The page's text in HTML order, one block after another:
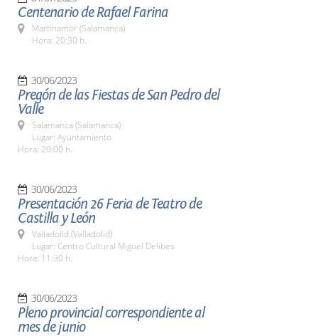
Centenario de Rafael Farina
Martinamor (Salamanca)
Hora: 20:30 h.
30/06/2023
Pregón de las Fiestas de San Pedro del
Valle
Salamanca (Salamanca)
Lugar: Ayuntamiento
Hora: 20:00 h.
30/06/2023
Presentación 26 Feria de Teatro de
Castilla y León
Valladolid (Valladolid)
Lugar: Centro Cultural Miguel Delibes
Hora: 11:30 h.
30/06/2023
Pleno provincial correspondiente al
mes de junio